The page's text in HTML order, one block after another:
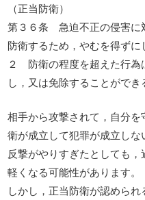
（正当防衛）
第３６条 急迫不正の侵害に
防衛するため，やむを得ずに
２ 防衛の程度を超えた行為
し，又は免除することができ
相手から攻撃されて，自分
衛が成立して犯罪が成立しな
反撃がやりすぎたとしても
軽くなる可能性があります。
しかし，正当防衛が認めら